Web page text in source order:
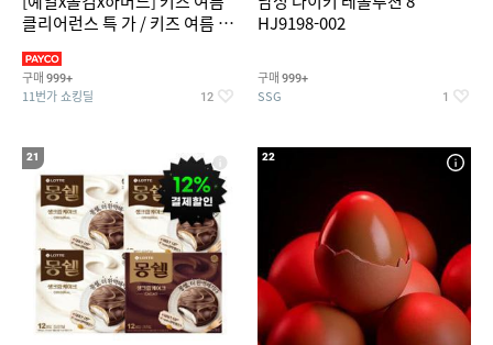
클리어런스 특 가 / 키즈 여름 수
구매 999+
11번가 쇼킹딜 12
HJ9198-002
구매 999+
SSG 1
21 22